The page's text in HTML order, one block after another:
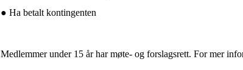
● Ha betalt kontingenten
Medlemmer under 15 år har møte- og forslagsrett. For mer